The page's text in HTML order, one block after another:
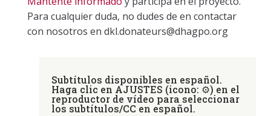
Para cualquier duda, no dudes de en contactar
con nosotros en dkl.donateurs@dhagpo.org
Subtítulos disponibles en español.
Haga clic en AJUSTES (icono: ⚙) en el
reproductor de vídeo para seleccionar
los subtítulos/CC en español.